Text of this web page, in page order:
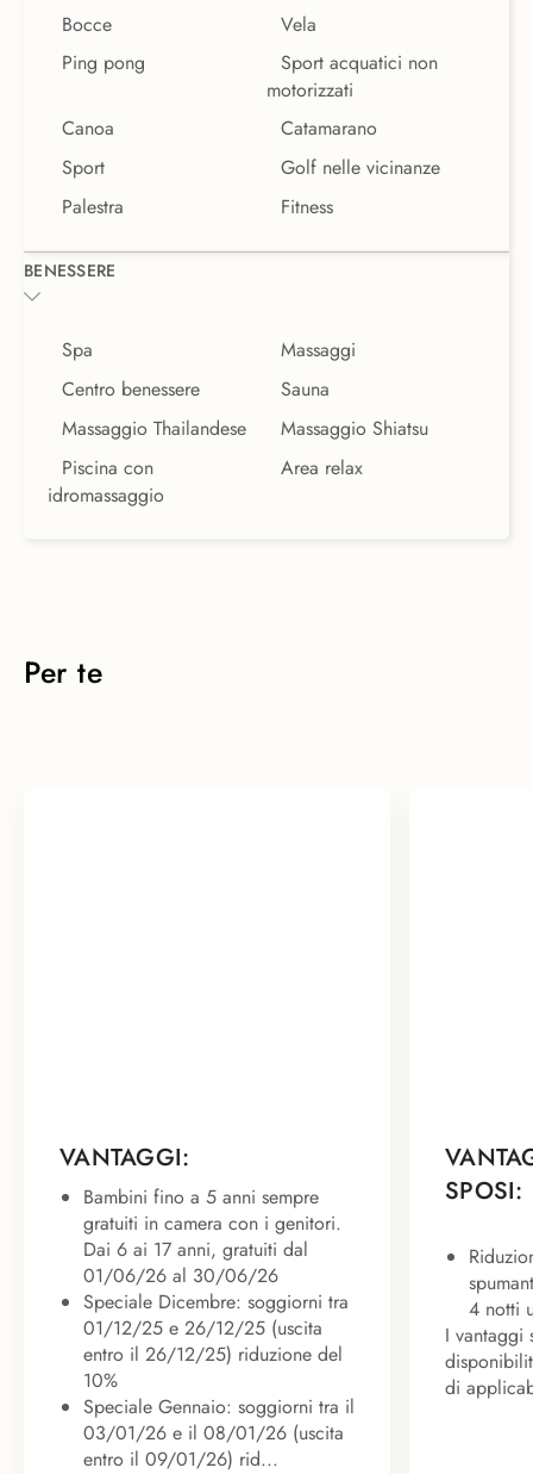
Bocce
Vela
Ping pong
Sport acquatici non
motorizzati
Canoa
Catamarano
Sport
Golf nelle vicinanze
Palestra
Fitness
BENESSERE
Spa
Massaggi
Centro benessere
Sauna
Massaggio Thailandese
Massaggio Shiatsu
Piscina con
idromassaggio
Area relax
Per te
VANTAGGI:
Bambini fino a 5 anni sempre
gratuiti in camera con i genitori.
Dai 6 ai 17 anni, gratuiti dal
01/06/26 al 30/06/26
Speciale Dicembre: soggiorni tra
01/12/25 e 26/12/25 (uscita
entro il 26/12/25) riduzione del
10%
Speciale Gennaio: soggiorni tra il
03/01/26 e il 08/01/26 (uscita
entro il 09/01/26) rid...
SPOSI:
4 notti
I vantaggi
di